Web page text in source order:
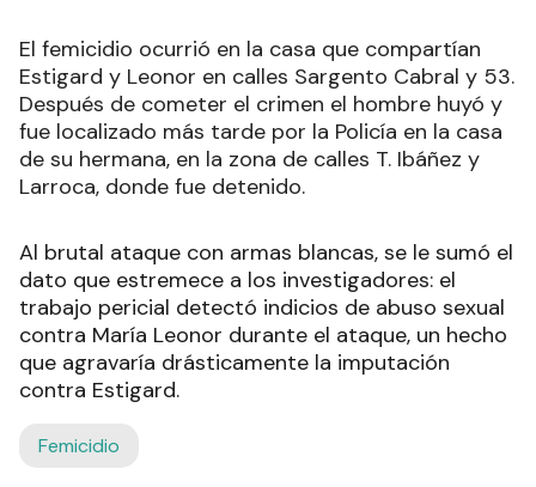
El femicidio ocurrió en la casa que compartían
Estigard y Leonor en calles Sargento Cabral y 53.
Después de cometer el crimen el hombre huyó y
fue localizado más tarde por la Policía en la casa
de su hermana, en la zona de calles T. Ibáñez y
Larroca, donde fue detenido.
Al brutal ataque con armas blancas, se le sumó el
dato que estremece a los investigadores: el
trabajo pericial detectó indicios de abuso sexual
contra María Leonor durante el ataque, un hecho
que agravaría drásticamente la imputación
contra Estigard.
Femicidio